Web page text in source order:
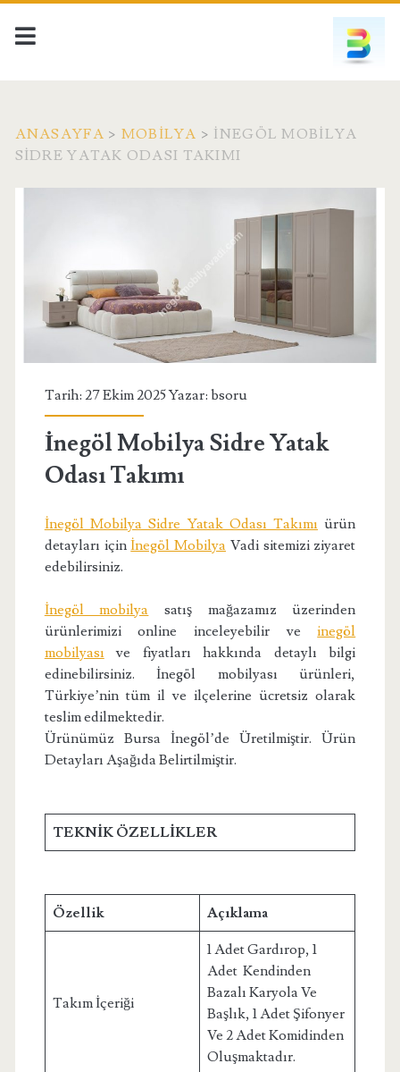
ANASAYFA > MOBILYA > İNEGÖL MOBILYA
SIDRE YATAK ODASI TAKIMI
Tarih: 27 Ekim 2025 Yazar: bsoru
İnegöl Mobilya Sidre Yatak
Odası Takımı
İnegöl Mobilya Sidre Yatak Odası Takımı ürün
detayları içinİnegöl Mobilya Vadi sitemizi ziyaret
edebilirsiniz.
İnegöl mobilya satış mağazamız üzerinden
ürünlerimizi online inceleyebilir veinegöl
mobilyası ve fiyatları hakkında detaylı bilgi
edinebilirsiniz. İnegöl mobilyası ürünleri,
Türkiye’nin tüm il ve ilçelerine ücretsiz olarak
teslim edilmektedir.
Ürünümüz Bursa İnegöl’de Üretilmiştir. Ürün
Detayları Aşağıda Belirtilmiştir.
TEKNİK ÖZELLİKLER
Özellik Açıklama
Takım İçeriği
1 Adet Gardırop, 1
Adet Kendinden
Bazalı Karyola Ve
Başlık, 1 Adet Şifonyer
Ve 2 Adet Komidinden
Oluşmaktadır.